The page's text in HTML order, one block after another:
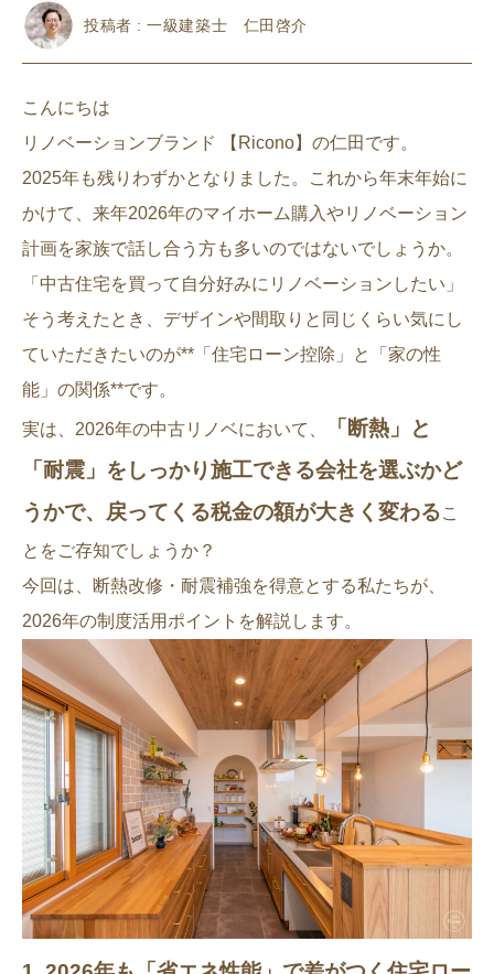
投稿者 : 一級建築士 仁田啓介
こんにちは
リノベーションブランド 【Ricono】の仁田です。
2025年も残りわずかとなりました。これから年末年始に
かけて、来年2026年のマイホーム購入やリノベーション
計画を家族で話し合う方も多いのではないでしょうか。
「中古住宅を買って自分好みにリノベーションしたい」
そう考えたとき、デザインや間取りと同じくらい気にし
ていただきたいのが**「住宅ローン控除」と「家の性
能」の関係**です。
実は、2026年の中古リノベにおいて、
「断熱」と
「耐震」をしっかり施工できる会社を選ぶかど
うかで、戻ってくる税金の額が大きく変わるこ
とをご存知でしょうか？
今回は、断熱改修・耐震補強を得意とする私たちが、
2026年の制度活用ポイントを解説します。